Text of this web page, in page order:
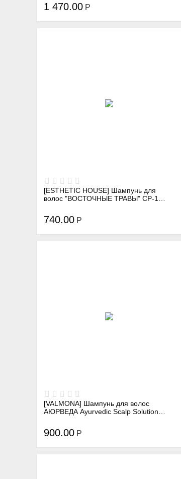
1 470.00 Р
[ESTHETIC HOUSE] Шампунь для
волос "ВОСТОЧНЫЕ ТРАВЫ" CP-1
SHAMPOO, 250 мл
740.00 Р
[VALMONA] Шампунь для волос
АЮРВЕДА Ayurvedic Scalp Solution
900.00 Р